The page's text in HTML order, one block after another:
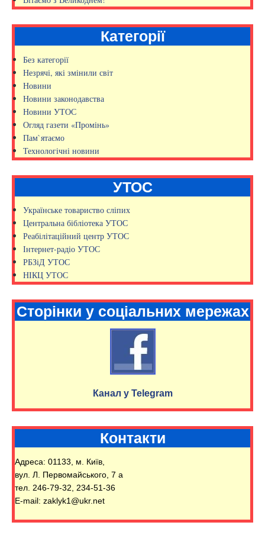
Категорії
Без категорії
Незрячі, які змінили світ
Новини
Новини законодавства
Новини УТОС
Огляд газети «Промінь»
Пам`ятаємо
Технологічні новини
УТОС
Українське товариство сліпих
Центральна бібліотека УТОС
Реабілітаційний центр УТОС
Інтернет-радіо УТОС
РБЗіД УТОС
НІКЦ УТОС
Сторінки у соціальних мережах
Канал у Telegram
Контакти
Адреса: 01133, м. Київ,
вул. Л. Первомайського, 7 а
тел. 246-79-32, 234-51-36
E-mail: zaklyk1@ukr.net